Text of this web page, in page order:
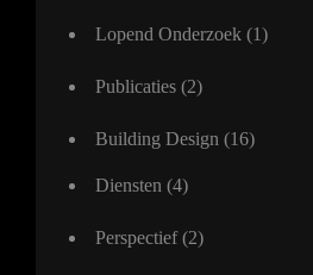
Lopend Onderzoek (1)
Publicaties (2)
Building Design (16)
Diensten (4)
Perspectief(2)